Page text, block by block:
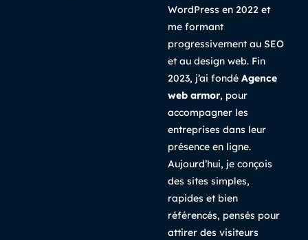
WordPress en 2022 et
me formant
progressivement au SEO
et au design web. Fin
2023, j’ai fondé Agence
web armor, pour
accompagner les
entreprises dans leur
présence en ligne.
Aujourd’hui, je conçois
des sites simples,
rapides et bien
référencés, pensés pour
attirer des visiteurs